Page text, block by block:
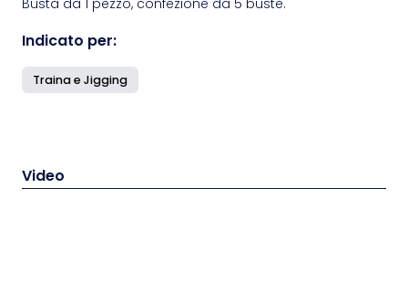
Busta da 1 pezzo, confezione da 5 buste.
Indicato per:
Traina e Jigging
Video